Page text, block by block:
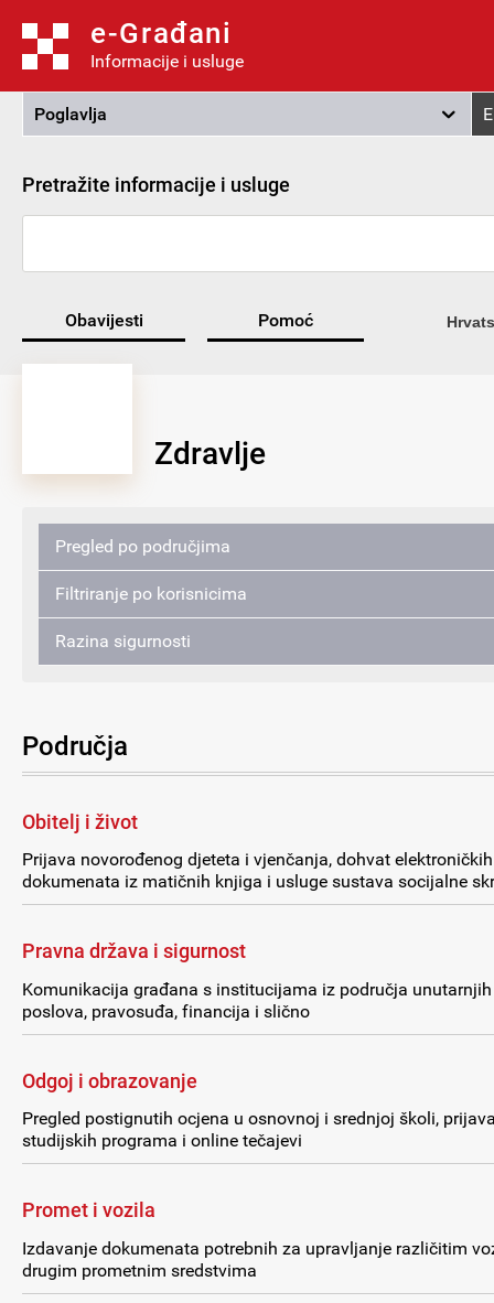
e-Građani
Informacije i usluge
Poglavlja
Pretražite informacije i usluge
Obavijesti Pomoć
Zdravlje
Pregled po područjima
Filtriranje po korisnicima
Razina sigurnosti
Područja
Obitelj i život
Prijava novorođenog djeteta i vjenčanja, dohvat elektroničkih
dokumenata iz matičnih knjiga i usluge sustava socijalne
Pravna država i sigurnost
Komunikacija građana s institucijama iz područja unutarnjih
poslova, pravosuđa, financija i slično
Odgoj i obrazovanje
Pregled postignutih ocjena u osnovnoj i srednjoj školi,
studijskih programa i online tečajevi
Promet i vozila
Izdavanje dokumenata potrebnih za upravljanje različitim
drugim prometnim sredstvima